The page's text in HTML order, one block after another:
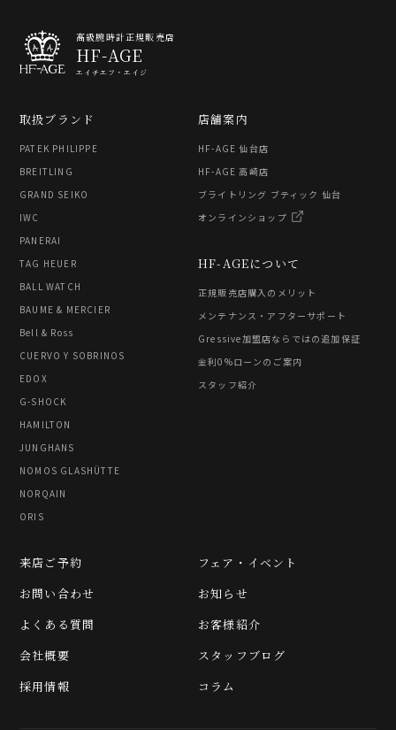
高級腕時計正規販売店
HF-AGE
エイチエフ・エイジ
取扱ブランド
PATEK PHILIPPE
BREITLING
GRAND SEIKO
IWC
PANERAI
TAG HEUER
BALL WATCH
BAUME & MERCIER
Bell & Ross
CUERVO Y SOBRINOS
EDOX
G-SHOCK
HAMILTON
JUNGHANS
NOMOS GLASHÜTTE
NORQAIN
ORIS
HF-AGEについて
正規販売店購入のメリット
メンテナンス・アフターサポート
Gressive加盟店ならではの追加保証
金利0%ローンのご案内
スタッフ紹介
店舗案内
HF-AGE 仙台店
HF-AGE 高崎店
ブライトリング ブティック 仙台
オンラインショップ
フェア・イベント
お知らせ
お客様紹介
スタッフブログ
コラム
来店ご予約
お問い合わせ
よくある質問
会社概要
採用情報